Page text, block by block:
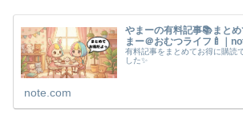
やまーの有料記事📚まと
まー＠おむつライフ🍼｜
有料記事をまとめてお得に購読
した✨
note.com